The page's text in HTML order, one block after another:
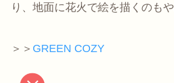
り、地面に花火で絵を描くのも
＞＞ GREEN COZY